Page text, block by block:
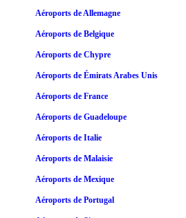
Aéroports de Allemagne
Aéroports de Belgique
Aéroports de Chypre
Aéroports de Émirats Arabes Unis
Aéroports de France
Aéroports de Guadeloupe
Aéroports de Italie
Aéroports de Malaisie
Aéroports de Mexique
Aéroports de Portugal